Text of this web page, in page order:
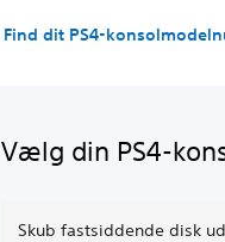
Find dit PS4-
Vælg din PS4-
Skub fastsiddende disk